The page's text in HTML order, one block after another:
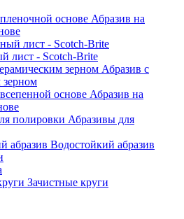
Абразив на
лист - Scotch-Brite
Абразив с
зерном
Абразив на
Абразивы для
Водостойкий абразив
Зачистные круги